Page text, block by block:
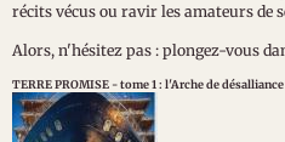
récits vécus ou ravir les amateurs de
Alors, n'hésitez pas : plongez-vous
TERRE PROMISE - tome 1 : l'Arche de